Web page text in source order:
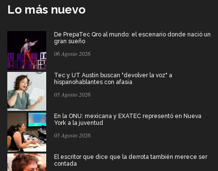
Lo más nuevo
De PrepaTec Qro al mundo: el escenario donde nació un
gran sueño
06 Agosto 2026
Tec y UT Austin buscan "devolver la voz" a
hispanohablantes con afasia
05 Agosto 2026
En la ONU: mexicana y EXATEC representó en Nueva
York a la juventud
05 Agosto 2026
El escritor que dice que la derrota también merece ser
contada